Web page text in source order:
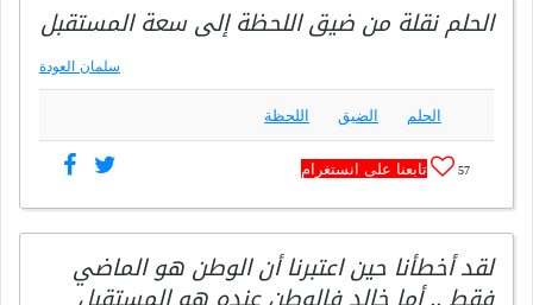
الحلم نقلة من ضيق اللحظة إلى سعة المستقبل
سلمان العودة
الحلم الضيق اللحظة
57 تابعنا على انستغرام
لقد أخطأنا حين اعتبرنا أن الوطن هو الماضي